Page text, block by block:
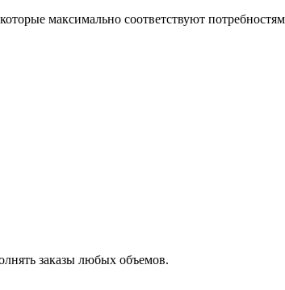
максимально соответствуют
заказы любых объемов.